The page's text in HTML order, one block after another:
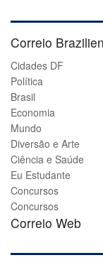
Correio
Cidades DF
Política
Brasil
Economia
Mundo
Diversão e Arte
Ciência e Saúde
Eu Estudante
Concursos
Concursos
Correio Web